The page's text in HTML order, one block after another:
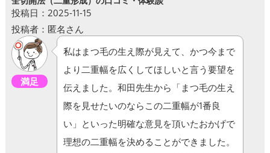
投稿日：2025-11-15
投稿者：匿名さん
満足
私はまつ毛の生え際が見えて、かつ今まで
より二重幅を広くしてほしいと言う要望を
伝えました。和田先生から「まつ毛の生え
際を見せたいのならこの二重幅が1番良
い」といった明確な意見を頂いたおかげで
理想の二重幅を決めることができました。